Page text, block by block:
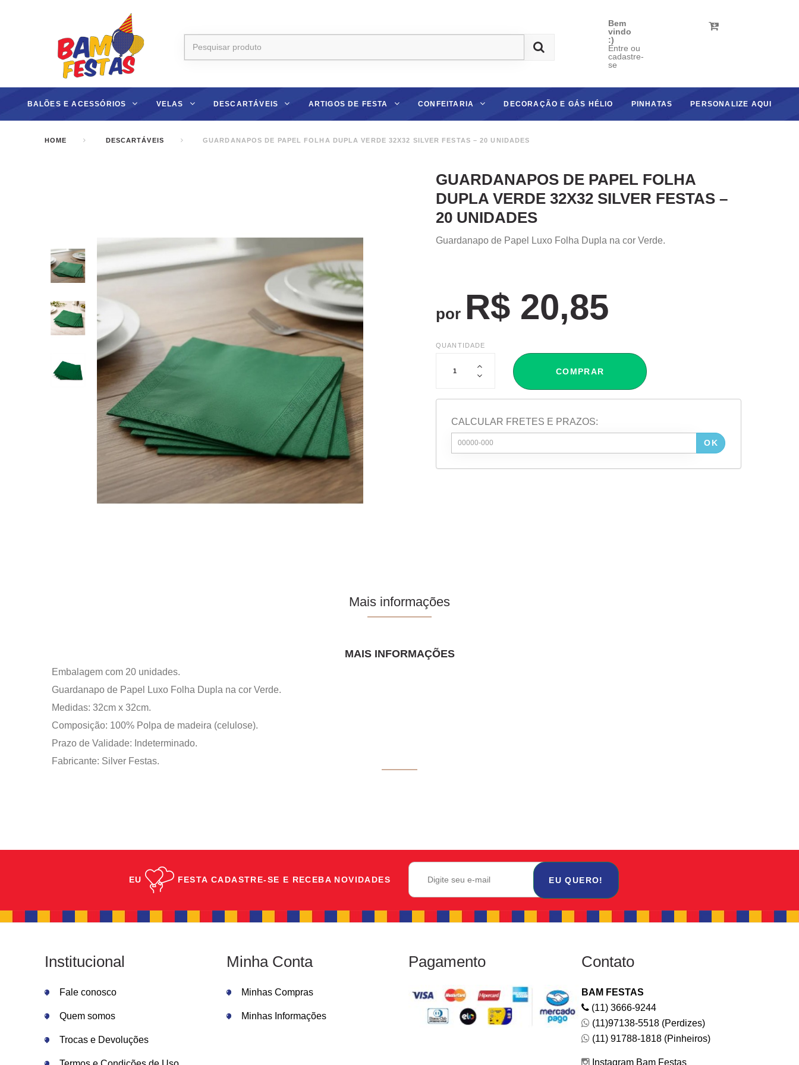
Bem
vindo
:)
Entre ou
cadastre-
se
BALÕES E ACESSÓRIOS VELAS DESCARTÁVEIS ARTIGOS DE FESTA CONFEITARIA DECORAÇÃO E GÁS HÉLIO PINHATAS PERSONALIZE AQUI
HOME DESCARTÁVEIS GUARDANAPOS DE PAPEL FOLHA DUPLA VERDE 32X32 SILVER FESTAS – 20 UNIDADES
GUARDANAPOS DE PAPEL FOLHA
DUPLA VERDE 32X32 SILVER FESTAS –
20 UNIDADES
Guardanapo de Papel Luxo Folha Dupla na cor Verde.
por R$ 20,85
QUANTIDADE
COMPRAR
CALCULAR FRETES E PRAZOS:
OK
Mais informações
MAIS INFORMAÇÕES
Embalagem com 20 unidades.
Guardanapo de Papel Luxo Folha Dupla na cor Verde.
Medidas: 32cm x 32cm.
Composição: 100% Polpa de madeira (celulose).
Prazo de Validade: Indeterminado.
Fabricante: Silver Festas.
EU FESTA CADASTRE-SE E RECEBA NOVIDADES EU QUERO!
Institucional
Fale conosco
Quem somos
Trocas e Devoluções
Minha Conta
Minhas Compras
Minhas Informações
Pagamento Contato
BAM FESTAS
(11) 3666-9244
(11)97138-5518 (Perdizes)
(11) 91788-1818 (Pinheiros)
Instagram Bam Festas